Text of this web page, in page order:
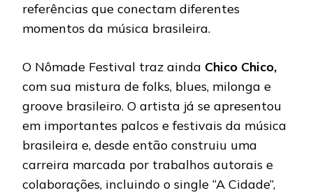
referências que conectam diferentes
momentos da música brasileira.
O Nômade Festival traz ainda Chico Chico,
com sua mistura de folks, blues, milonga e
groove brasileiro. O artista já se apresentou
em importantes palcos e festivais da música
brasileira e, desde então construiu uma
carreira marcada por trabalhos autorais e
colaborações, incluindo o single “A Cidade”,